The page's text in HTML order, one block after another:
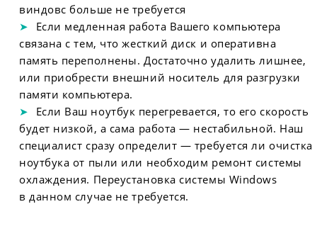
виндовс больше не требуется
Если медленная работа Вашего компьютера
связана с тем, что жесткий диск и оперативна
память переполнены. Достаточно удалить лишнее,
или приобрести внешний носитель для разгрузки
памяти компьютера.
Если Ваш ноутбук перегревается, то его скорость
будет низкой, а сама работа — нестабильной. Наш
специалист сразу определит — требуется ли очистка
ноутбука от пыли или необходим ремонт системы
охлаждения. Переустановка системы Windows
в данном случае не требуется.